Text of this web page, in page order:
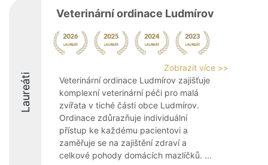
Laureáti
Veterinární ordinace Ludmírov
Zobrazit více >>
Veterinární ordinace Ludmírov zajišťuje
komplexní veterinární péči pro malá
zvířata v tiché části obce Ludmírov.
Ordinace zdůrazňuje individuální
přístup ke každému pacientovi a
zaměřuje se na zajištění zdraví a
celkové pohody domácích mazlíčků. ...